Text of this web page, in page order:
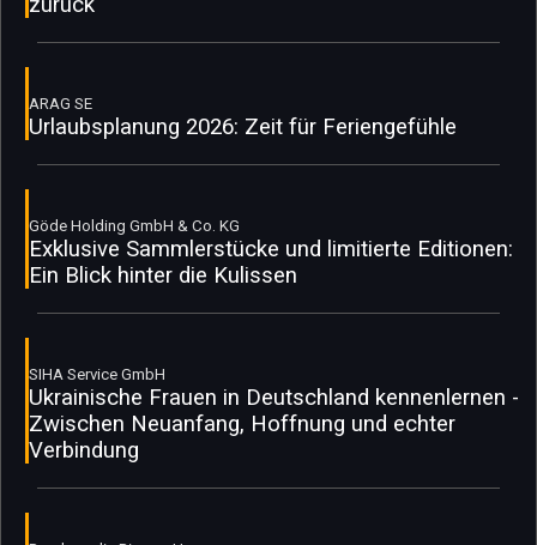
ARAG SE
Urlaubsplanung 2026: Zeit für Feriengefühle
Göde Holding GmbH & Co. KG
Exklusive Sammlerstücke und limitierte Editionen:
Ein Blick hinter die Kulissen
SIHA Service GmbH
Ukrainische Frauen in Deutschland kennenlernen -
Zwischen Neuanfang, Hoffnung und echter
Verbindung